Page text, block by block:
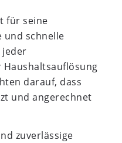
für seine
und schnelle
jeder
darauf, dass
und angerechnet
zuverlässige